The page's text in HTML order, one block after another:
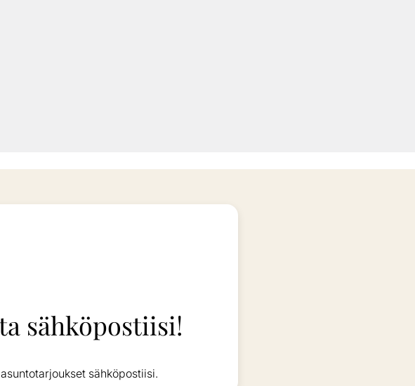
sähköpostiisi!
sähköpostiisi.